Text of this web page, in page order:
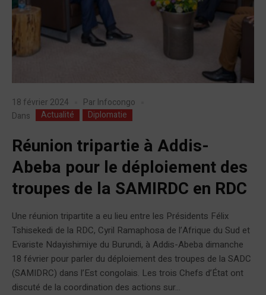
18 février 2024 Par Infocongo
Dans
Actualité Diplomatie
Réunion tripartie à Addis-
Abeba pour le déploiement des
troupes de la SAMIRDC en RDC
Une réunion tripartite a eu lieu entre les Présidents Félix
Tshisekedi de la RDC, Cyril Ramaphosa de l’Afrique du Sud et
Evariste Ndayishimiye du Burundi, à Addis-Abeba dimanche
18 février pour parler du déploiement des troupes de la SADC
(SAMIDRC) dans l’Est congolais. Les trois Chefs d’État ont
discuté de la coordination des actions sur...